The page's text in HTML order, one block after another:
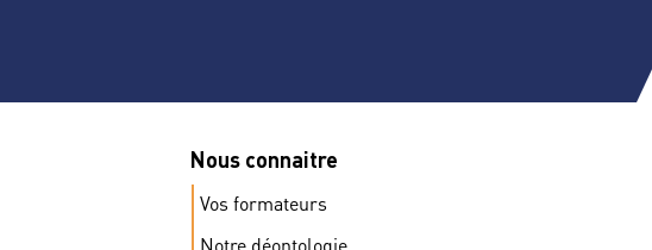
Nous connaitre
Vos formateurs
Notre déontologie